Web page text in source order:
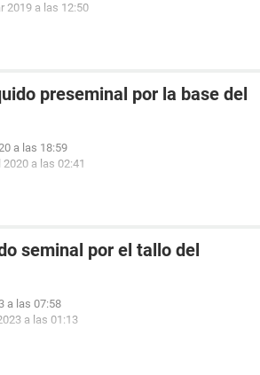
2019 a las 12:50
preseminal por la base del
a las 18:59
2020 a las 02:41
seminal por el tallo del
a las 07:58
a las 01:13